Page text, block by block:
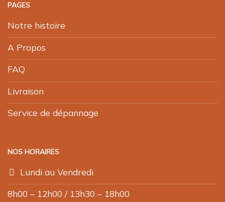
PAGES
Notre histoire
A Propos
FAQ
Livraison
Service de dépannage
NOS HORAIRES
Lundi au Vendredi
8h00 – 12h00 / 13h30 – 18h00